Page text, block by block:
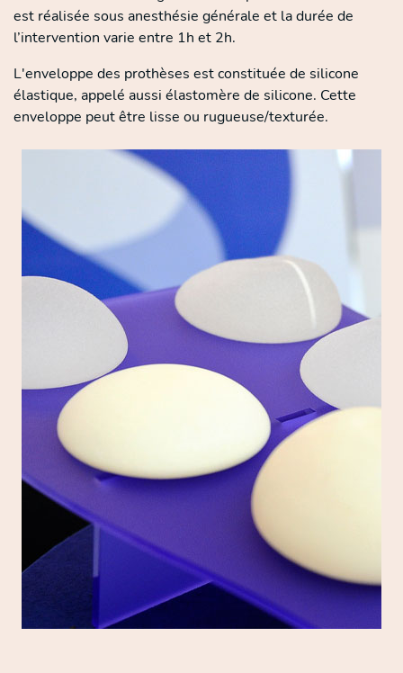
est réalisée sous anesthésie générale et la durée de
l’intervention varie entre 1h et 2h.
L'enveloppe des prothèses est constituée de silicone
élastique, appelé aussi élastomère de silicone. Cette
enveloppe peut être lisse ou rugueuse/texturée.